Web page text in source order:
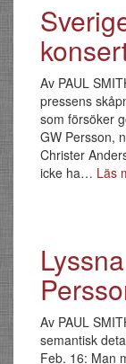
Av PAUL
pressens
som försöker
GW Persson,
Christer
icke ha… Läs
Av PAUL
semantisk
Feb. 16: Man